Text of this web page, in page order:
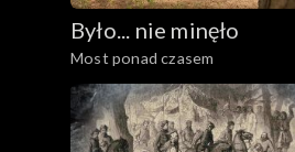
Było... nie minęło
Most ponad czasem